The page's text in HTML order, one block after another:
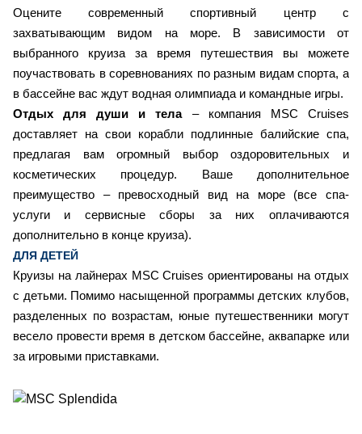
Оцените современный спортивный центр с
захватывающим видом на море. В зависимости от
выбранного круиза за время путешествия вы можете
поучаствовать в соревнованиях по разным видам спорта, а
в бассейне вас ждут водная олимпиада и командные игры.
Отдых для души и тела– компания MSC Cruises
доставляет на свои корабли подлинные балийские спа,
предлагая вам огромный выбор оздоровительных и
косметических процедур. Ваше дополнительное
преимущество – превосходный вид на море (все спа-
услуги и сервисные сборы за них оплачиваются
дополнительно в конце круиза).
ДЛЯ ДЕТЕЙ
Круизы на лайнерах MSC Cruises ориентированы на отдых
с детьми. Помимо насыщенной программы детских клубов,
разделенных по возрастам, юные путешественники могут
весело провести время в детском бассейне, аквапарке или
за игровыми приставками.